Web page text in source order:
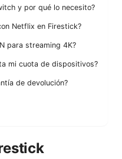
y por qué lo necesito?
Netflix en Firestick?
para streaming 4K?
mi cuota de dispositivos?
de devolución?